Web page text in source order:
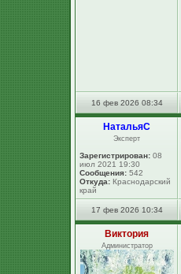
16 фев 2026 08:34
НатальяС
Эксперт
Зарегистрирован: 08
июл 2021 19:30
Сообщения: 542
Откуда: Краснодарский
край
17 фев 2026 10:34
Виктория
Администратор